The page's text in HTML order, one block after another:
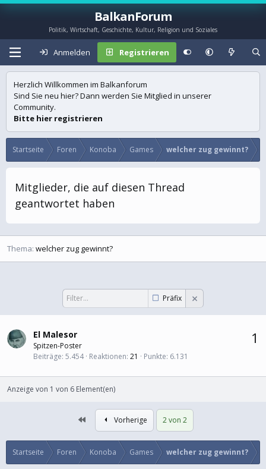
BalkanForum
Politik, Wirtschaft, Geschichte, Kultur, Religion und Soziales
Anmelden Registrieren
Herzlich Willkommen im Balkanforum
Sind Sie neu hier? Dann werden Sie Mitglied in unserer
Community.
Bitte hier registrieren
Startseite Foren Konoba Games welcher zug gewinnt?
Mitglieder, die auf diesen Thread
geantwortet haben
Thema welcher zug gewinnt?
Präfix
1
El Malesor
Spitzen-Poster
Beiträge 5.454 Reaktionen 21 Punkte 6.131
Anzeige von 1 von 6 Element(en)
Erste Vorherige 2 von 2
Startseite Foren Konoba Games welcher zug gewinnt?